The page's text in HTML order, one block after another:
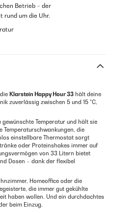
Betrieb – der
rund um die Uhr.
Klarstein Happy Hour 33 hält deine
zuverlässig zwischen 5 und 15 °C,
Temperatur und hält sie
Temperaturschwankungen, die
einstellbare Thermostat sorgt
oder Proteinshakes immer auf
von 33 Litern bietet
Dosen – dank der flexibel
Homeoffice oder die
die immer gut gekühlte
haben wollen. Und ein durchdachtes
beim Einzug.